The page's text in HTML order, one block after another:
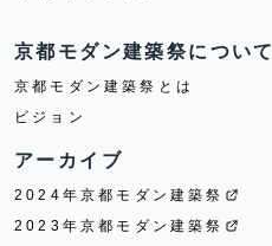
京都モダン建築祭について
京都モダン建築祭とは
ビジョン
アーカイブ
2024年京都モダン建築祭
2023年京都モダン建築祭